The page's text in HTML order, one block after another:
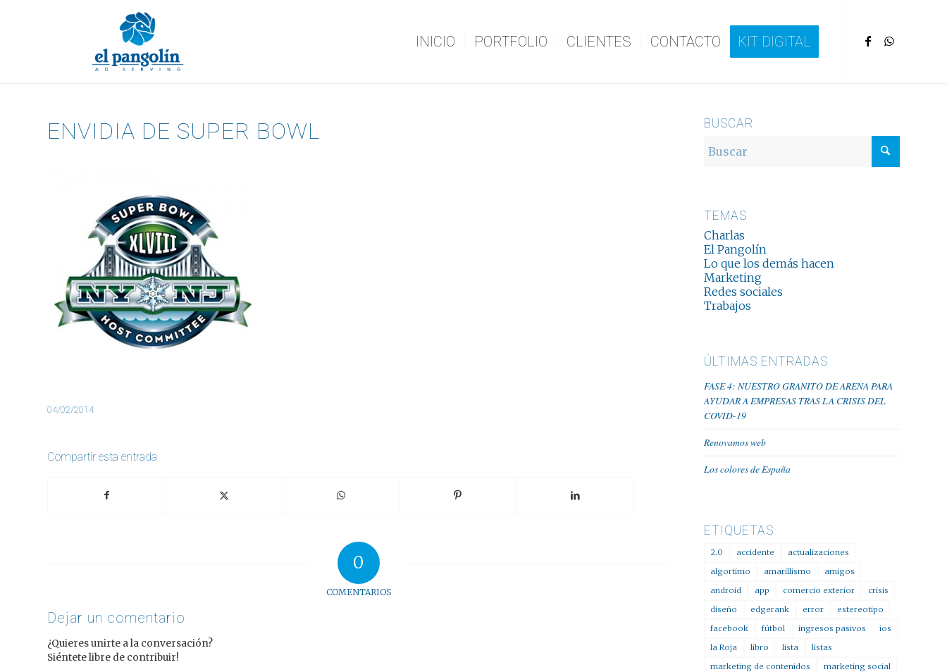
INICIO PORTFOLIO CLIENTES CONTACTO KIT DIGITAL
ENVIDIA DE SUPER BOWL
04/02/2014
Compartir esta entrada
0
COMENTARIOS
Dejar un comentario
¿Quieres unirte a la conversación?
Siéntete libre de contribuir!
BUSCAR
TEMAS
Charlas
El Pangolín
Lo que los demás hacen
Marketing
Redes sociales
Trabajos
ÚLTIMAS ENTRADAS
FASE 4: NUESTRO GRANITO DE ARENA PARA
AYUDAR A EMPRESAS TRAS LA CRISIS DEL
COVID-19
Renovamos web
Los colores de España
ETIQUETAS
2.0 accidente
actualizaciones
algortimo
amarillismo
amigos
android
app comercio exterior
crisis
diseño
edgerank error
estereotipo
facebook
fútbol ingresos pasivos
ios
la Roja
libro lista
listas
marketing de contenidos
marketing social